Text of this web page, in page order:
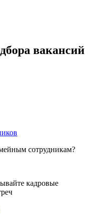
вакансий
сотрудникам?
кадровые